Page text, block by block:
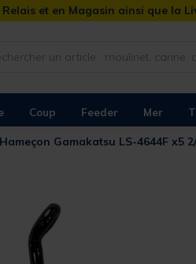
et en Magasin ainsi que la
Coup Feeder Mer
Hameçon Gamakatsu LS-4644F x5